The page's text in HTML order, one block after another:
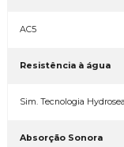
AC5
Resistência à água
Sim. Tecnologia
Absorção Sonora